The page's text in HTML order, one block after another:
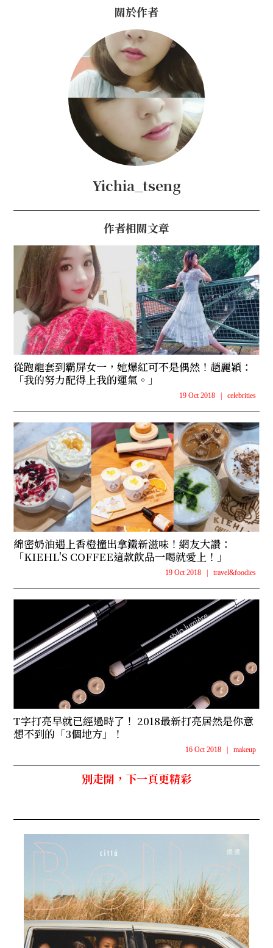
關於作者
Yichia_tseng
作者相關文章
從跑龍套到霸屏女一，她爆紅可不是偶然！趙麗穎：
「我的努力配得上我的運氣。」
19 Oct 2018 | celebrities
綿密奶油遇上香橙撞出拿鐵新滋味！網友大讚：
「KIEHL'S COFFEE這款飲品一喝就愛上！」
19 Oct 2018 | travel&foodies
T字打亮早就已經過時了！ 2018最新打亮居然是你意
想不到的「3個地方」！
16 Oct 2018 | makeup
別走開，下一頁更精彩